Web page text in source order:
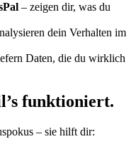
– zeigen dir, was du
dein Verhalten im
Daten, die du wirklich
funktioniert.
– sie hilft dir: